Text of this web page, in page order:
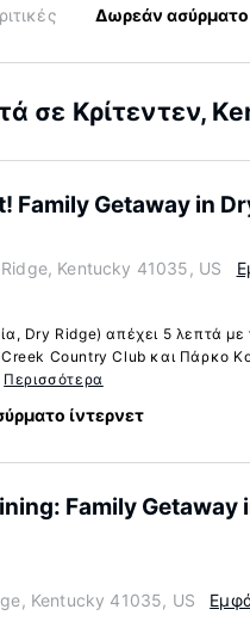
Δωρεάν ασύρματο
σε Κρίτεντεν,
Family Getaway in
Kentucky 41035, US
Dry Ridge) απέχει 5 λεπτά με
Country Club και Πάρκο
Περισσότερα
ίντερνετ
Family Getaway
Kentucky 41035, US